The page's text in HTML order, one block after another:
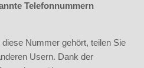
Telefonnummern
Nummer gehört, teilen Sie
Usern. Dank der